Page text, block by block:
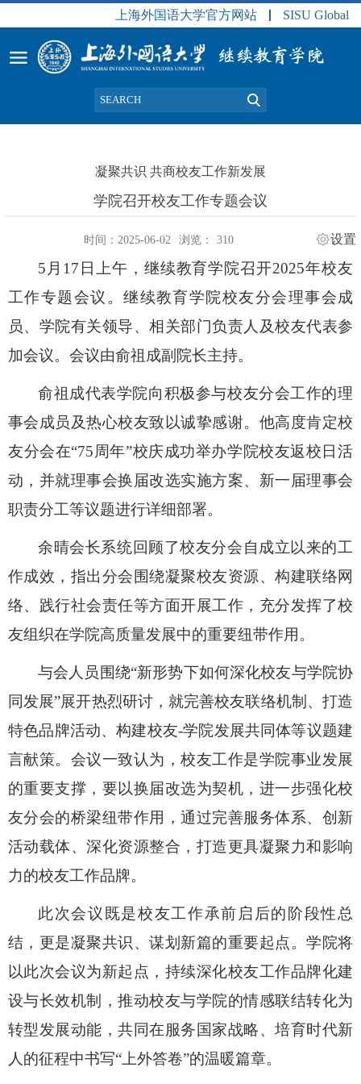
上海外国语大学官方网站 SISU Global
凝聚共识 共商校友工作新发展
学院召开校友工作专题会议
时间：2025-06-02 浏览： 310 设置
5月17日上午，继续教育学院召开2025年校友
工作专题会议。继续教育学院校友分会理事会成
员、 学院有关领导、相关部门负责人及校友代表参
加会议。会议由俞祖成副院长主持。
俞祖成代表学院向积极参与校友分会工作的理
事会成员及热心校友致以诚挚感谢。 他高度肯定校
友分会在“75周年”校庆成功举办学院校友返校日活
动，并就理事会换届改选实施方案、新一届理事会
职责分工等议题进行详细部署。
余晴会长系统回顾了校友分会自成立以来的工
作成效，指出分会 围绕凝聚校友资源、构建联络网
络、践行社会责任等方面开展工作 ， 充分发挥了校
友组织在学院高质量发展中的重要纽带作用。
与会人员围绕“新形势下如何深化校友与学院协
同发展”展开热烈研讨，就完善校友联络机制、打造
特色品牌活动、构建校友-学院发展共同体等议题建
言献策。会议一致认为 ，校友工作是学院事业发展
的重要支撑， 要以换届改选为契机，进一步强化校
友分会的桥梁纽带作用，通过完善服务体系、创新
活动载体、深化资源整合，打造更具凝聚力和影响
力的校友工作品牌。
此次会议既是校友工作承前启后的阶段性总
结，更是凝聚共识、谋划新篇的重要起点。学院将
以此次会议为新起点，持续深化校友工作品牌化建
设与长效机制，推动校友与学院的情感联结转化为
转型发展动能，共同在服务国家战略、培育时代新
人的征程中书写“上外答卷”的温暖篇章。